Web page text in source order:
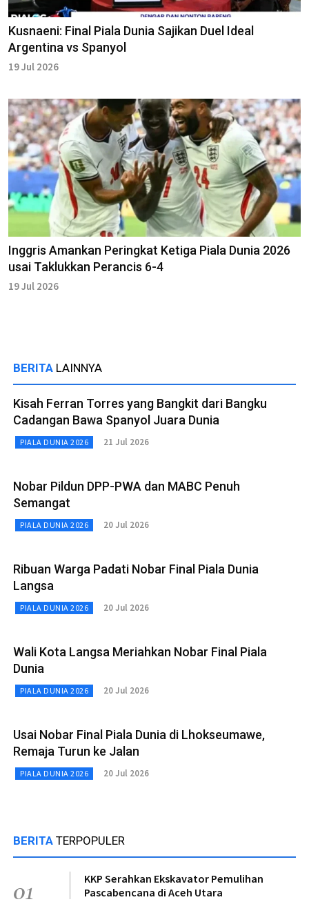
Kusnaeni: Final Piala Dunia Sajikan Duel Ideal
Argentina vs Spanyol
19 Jul 2026
Inggris Amankan Peringkat Ketiga Piala Dunia 2026
usai Taklukkan Perancis 6-4
19 Jul 2026
BERITA LAINNYA
Kisah Ferran Torres yang Bangkit dari Bangku
Cadangan Bawa Spanyol Juara Dunia
PIALA DUNIA 2026 21 Jul 2026
Nobar Pildun DPP-PWA dan MABC Penuh
Semangat
PIALA DUNIA 2026 20 Jul 2026
Ribuan Warga Padati Nobar Final Piala Dunia
Langsa
PIALA DUNIA 2026 20 Jul 2026
Wali Kota Langsa Meriahkan Nobar Final Piala
Dunia
PIALA DUNIA 2026 20 Jul 2026
Usai Nobar Final Piala Dunia di Lhokseumawe,
Remaja Turun ke Jalan
PIALA DUNIA 2026 20 Jul 2026
BERITA TERPOPULER
01
KKP Serahkan Ekskavator Pemulihan
Pascabencana di Aceh Utara